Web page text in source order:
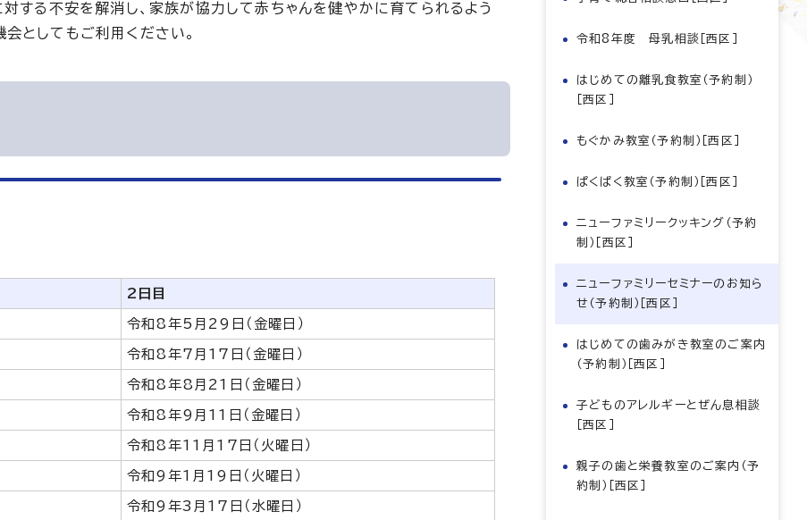
対する不安を解消し、家族が協力して赤ちゃんを健やかに育てられるよう
としてもご利用ください。
2日目
令和8年5月29日（金曜日）
令和8年7月17日（金曜日）
令和8年8月21日（金曜日）
令和8年9月11日（金曜日）
令和8年11月17日（火曜日）
令和9年1月19日（火曜日）
令和9年3月17日（水曜日）
令和8年度 母乳相談［西区］
はじめての離乳食教室（予約制）
［西区］
もぐかみ教室（予約制）［西区］
ぱくぱく教室（予約制）［西区］
ニューファミリークッキング（予約
制）［西区］
ニューファミリーセミナーのお知ら
せ（予約制）［西区］
はじめての歯みがき教室のご案内
（予約制）［西区］
子どものアレルギーとぜん息相談
［西区］
親子の歯と栄養教室のご案内（予
約制）［西区］